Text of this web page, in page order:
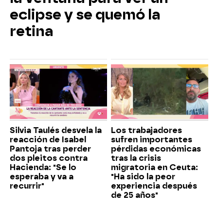
eclipse y se quemó la
retina
Silvia Taulés desvela la
reacción de Isabel
Pantoja tras perder
dos pleitos contra
Hacienda: "Se lo
esperaba y va a
recurrir"
Los trabajadores
sufren importantes
pérdidas económicas
tras la crisis
migratoria en Ceuta:
"Ha sido la peor
experiencia después
de 25 años"